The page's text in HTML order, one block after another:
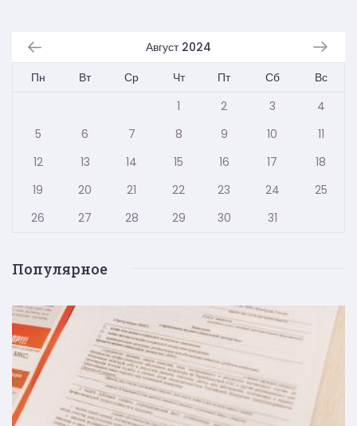
Август 2024
Пн
Вт Ср Чт Пт Сб
Вс
1
2 3
4
5
6 7 8 9 10
11
12
13 14 15 16 17
18
19
20 21 22 23 24
25
26
27 28 29 30 31
Популярное